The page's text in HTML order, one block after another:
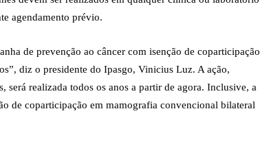
agendamento prévio.
de prevenção ao câncer com isenção de coparticipação
diz o presidente do Ipasgo, Vinicius Luz. A ação,
será realizada todos os anos a partir de agora. Inclusive, a
de coparticipação em mamografia convencional bilateral